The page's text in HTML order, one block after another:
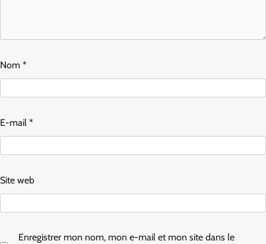
Nom *
E-mail *
Site web
Enregistrer mon nom, mon e-mail et mon site dans le